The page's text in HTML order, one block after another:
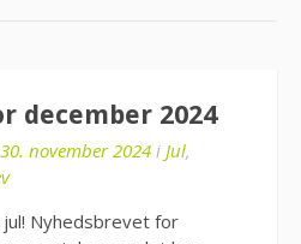
december 2024
30. november 2024 i Jul,
Nyhedsbrevet for